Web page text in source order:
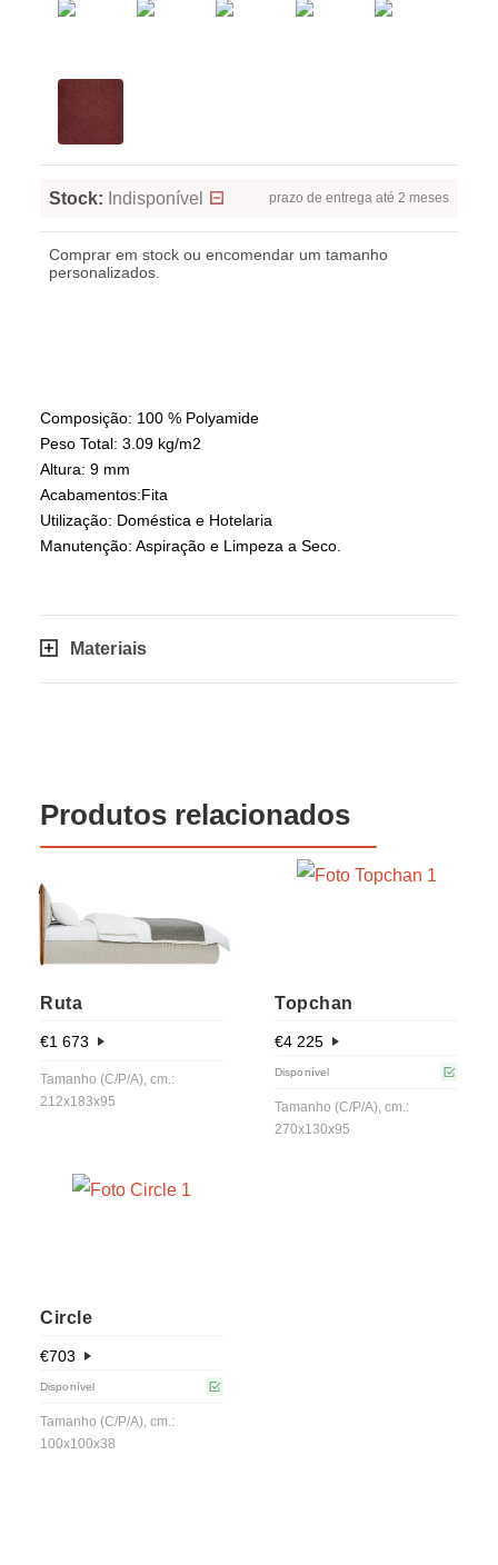
Stock: Indisponível prazo de entrega até 2 meses
Comprar em stock ou encomendar um tamanho
personalizados.
Composição: 100 % Polyamide
Peso Total: 3.09 kg/m2
Altura: 9 mm
Acabamentos:Fita
Utilização: Doméstica e Hotelaria
Manutenção: Aspiração e Limpeza a Seco.
Materiais
Produtos relacionados
Ruta
€1 673
Tamanho (C/P/A), cm.:
212x183x95
Topchan
€4 225
Disponível
Tamanho (C/P/A), cm.:
270x130x95
Circle
€703
Disponível
Tamanho (C/P/A), cm.:
100x100x38